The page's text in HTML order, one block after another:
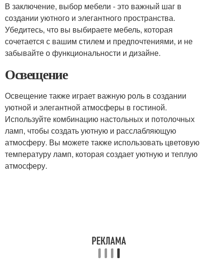
В заключение, выбор мебели - это важный шаг в
создании уютного и элегантного пространства.
Убедитесь, что вы выбираете мебель, которая
сочетается с вашим стилем и предпочтениями, и не
забывайте о функциональности и дизайне.
Освещение
Освещение также играет важную роль в создании
уютной и элегантной атмосферы в гостиной.
Используйте комбинацию настольных и потолочных
ламп, чтобы создать уютную и расслабляющую
атмосферу. Вы можете также использовать цветовую
температуру ламп, которая создает уютную и теплую
атмосферу.